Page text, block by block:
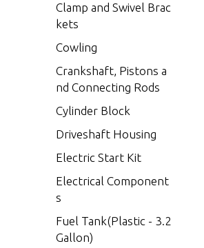
Clamp and Swivel Brac
kets
Cowling
Crankshaft, Pistons a
nd Connecting Rods
Cylinder Block
Driveshaft Housing
Electric Start Kit
Electrical Component
s
Fuel Tank(Plastic - 3.2
Gallon)